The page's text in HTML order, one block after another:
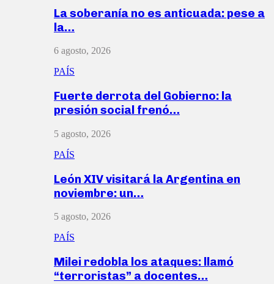
La soberanía no es anticuada: pese a
la…
6 agosto, 2026
PAÍS
Fuerte derrota del Gobierno: la
presión social frenó…
5 agosto, 2026
PAÍS
León XIV visitará la Argentina en
noviembre: un…
5 agosto, 2026
PAÍS
Milei redobla los ataques: llamó
“terroristas” a docentes…